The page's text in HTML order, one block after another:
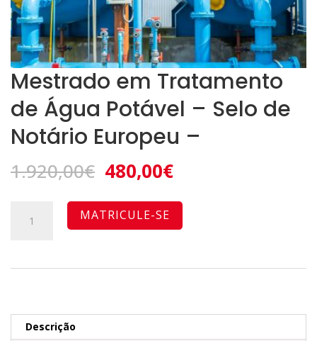
Mestrado em Tratamento
de Água Potável – Selo de
Notário Europeu –
1.920,00€ O
original
era:
480,00€O
atual
é:
em
de
Água
MATRICULE-SE
e
n
Descrição